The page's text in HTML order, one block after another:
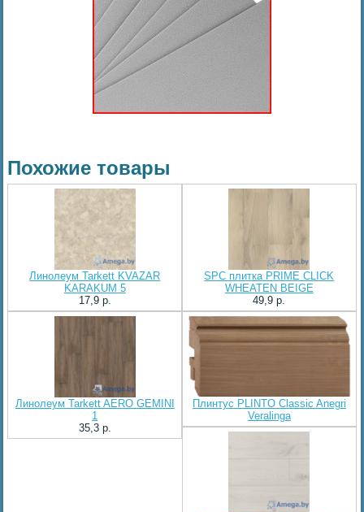
Похожие товары
Линолеум Tarkett KVAZAR
KARAKUM 5
17,9 p.
SPC плитка PRIME CLICK
WHEATEN BEIGE
49,9 p.
Линолеум Tarkett AERO GEMINI
1
35,3 p.
Плинтус PLINTO Classic Anegri
Veralinga